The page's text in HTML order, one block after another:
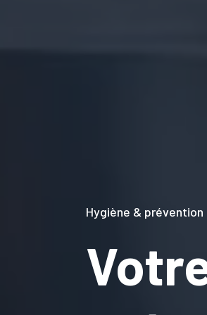
Hygiène & prévention